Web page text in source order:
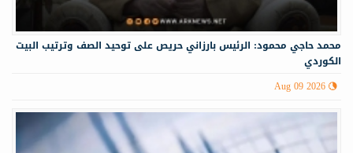
محمد حاجي محمود: الرئيس بارزاني حريص على توحيد الصف وترتيب البيت
الكوردي
Aug 09 2026